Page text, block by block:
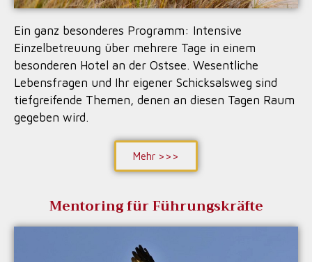
Ein ganz besonderes Programm: Intensive
Einzelbetreuung über mehrere Tage in einem
besonderen Hotel an der Ostsee. Wesentliche
Lebensfragen und Ihr eigener Schicksalsweg sind
tiefgreifende Themen, denen an diesen Tagen Raum
gegeben wird.
Mehr >>>
Mentoring für Führungskräfte